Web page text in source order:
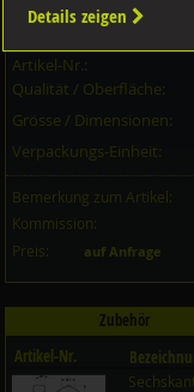
Artikel-Informationen
Artikel-Nr.:
Qualität / Oberfläche:
Grösse / Dimensionen:
Verpackungs-Einheit:
Bemerkung zum Artikel:
Kommission:
Preis:
auf Anfrage
Zubehör
Artikel-Nr.
Details zeigen